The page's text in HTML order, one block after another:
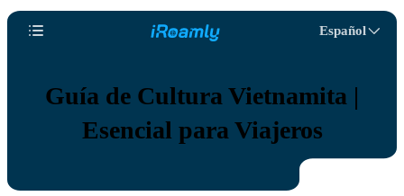
Español
Guía de Cultura Vietnamita |
Esencial para Viajeros